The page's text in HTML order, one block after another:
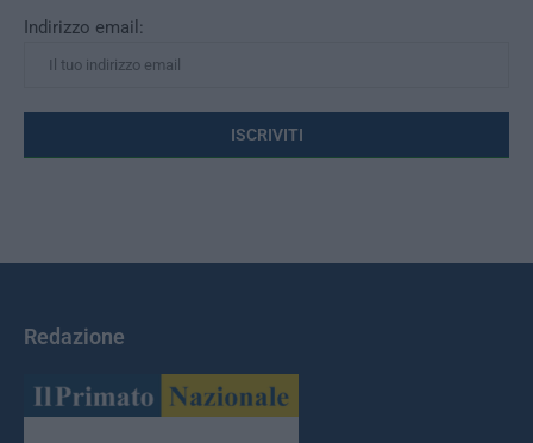
Indirizzo email:
Redazione